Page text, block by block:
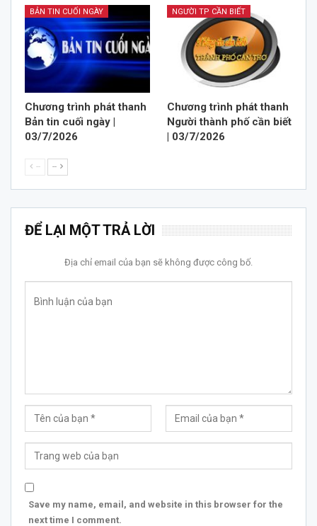
BẢN TIN CUỐI NGÀY
Chương trình phát thanh
Bản tin cuối ngày |
03/7/2026
NGƯỜI TP CẦN BIẾT
Chương trình phát thanh
Người thành phố cần biết
| 03/7/2026
-- --
ĐỂ LẠI MỘT TRẢ LỜI
Địa chỉ email của bạn sẽ không được công bố.
Save my name, email, and website in this browser for the
next time I comment.